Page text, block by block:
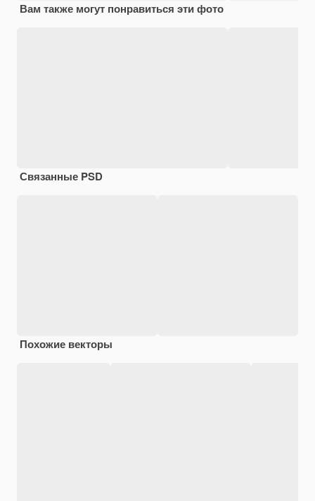
Вам также могут понравиться эти фото
Связанные PSD
Похожие векторы